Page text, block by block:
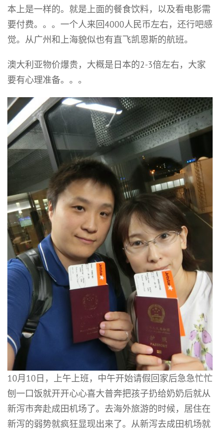
本上是一样的。就是上面的餐食饮料，以及看电影需
要付费。。。一个人来回4000人民币左右，还行吧感
觉。从广州和上海貌似也有直飞凯恩斯的航班。
澳大利亚物价爆贵，大概是日本的2-3倍左右，大家
要有心理准备。。。
10月10日，上午上班，中午开始请假回家后急急忙忙
刨一口饭就开开心心喜大普奔把孩子扔给奶奶后就从
新泻市奔赴成田机场了。去海外旅游的时候，居住在
新泻的弱势就疯狂显现出来了。从新泻去成田机场就